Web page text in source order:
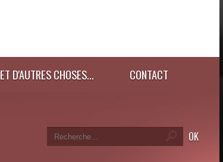
ET D'AUTRES CHOSES... CONTACT